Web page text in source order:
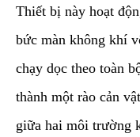
Thiết bị này hoạt
bức màn không khí
chạy dọc theo toàn
thành một rào cản
giữa hai môi trường